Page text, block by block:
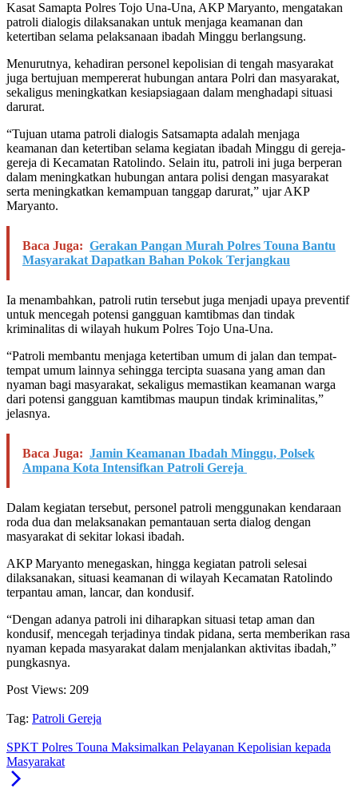
Kasat Samapta Polres Tojo Una-Una, AKP Maryanto, mengatakan
patroli dialogis dilaksanakan untuk menjaga keamanan dan
ketertiban selama pelaksanaan ibadah Minggu berlangsung.
Menurutnya, kehadiran personel kepolisian di tengah masyarakat
juga bertujuan mempererat hubungan antara Polri dan masyarakat,
sekaligus meningkatkan kesiapsiagaan dalam menghadapi situasi
darurat.
“Tujuan utama patroli dialogis Satsamapta adalah menjaga
keamanan dan ketertiban selama kegiatan ibadah Minggu di gereja-
gereja di Kecamatan Ratolindo. Selain itu, patroli ini juga berperan
dalam meningkatkan hubungan antara polisi dengan masyarakat
serta meningkatkan kemampuan tanggap darurat,” ujar AKP
Maryanto.
Baca Juga: Gerakan Pangan Murah Polres Touna Bantu
Masyarakat Dapatkan Bahan Pokok Terjangkau
Ia menambahkan, patroli rutin tersebut juga menjadi upaya preventif
untuk mencegah potensi gangguan kamtibmas dan tindak
kriminalitas di wilayah hukum Polres Tojo Una-Una.
“Patroli membantu menjaga ketertiban umum di jalan dan tempat-
tempat umum lainnya sehingga tercipta suasana yang aman dan
nyaman bagi masyarakat, sekaligus memastikan keamanan warga
dari potensi gangguan kamtibmas maupun tindak kriminalitas,”
jelasnya.
Baca Juga: Jamin Keamanan Ibadah Minggu, Polsek
Ampana Kota Intensifkan Patroli Gereja
Dalam kegiatan tersebut, personel patroli menggunakan kendaraan
roda dua dan melaksanakan pemantauan serta dialog dengan
masyarakat di sekitar lokasi ibadah.
AKP Maryanto menegaskan, hingga kegiatan patroli selesai
dilaksanakan, situasi keamanan di wilayah Kecamatan Ratolindo
terpantau aman, lancar, dan kondusif.
“Dengan adanya patroli ini diharapkan situasi tetap aman dan
kondusif, mencegah terjadinya tindak pidana, serta memberikan rasa
nyaman kepada masyarakat dalam menjalankan aktivitas ibadah,”
pungkasnya.
Post Views: 209
Tag: Patroli Gereja
SPKT Polres Touna Maksimalkan Pelayanan Kepolisian kepada
Masyarakat